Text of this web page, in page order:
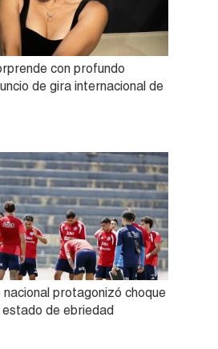
con profundo
de gira internacional de
protagonizó choque
de ebriedad